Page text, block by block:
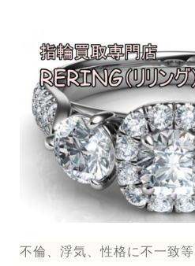
不倫、浮気、性格に不一致